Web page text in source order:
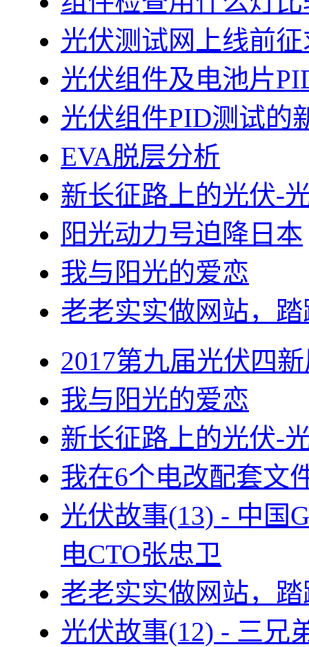
光伏测试网上线前
光伏组件及电池片
光伏组件PID测试的
EVA脱层分析
新长征路上的光伏-
阳光动力号迫降日本
我与阳光的爱恋
老老实实做网站，
2017第九届光伏四
我与阳光的爱恋
新长征路上的光伏-
我在6个电改配套文
光伏故事(13) - 中国
电CTO张忠卫
老老实实做网站，
光伏故事(12) - 三兄